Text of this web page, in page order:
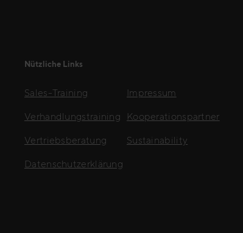
Nützliche Links
Sales-Training
Verhandlungstraining
Vertriebsberatung
Datenschutzerklärung
Impressum
Kooperationspartner
Sustainability